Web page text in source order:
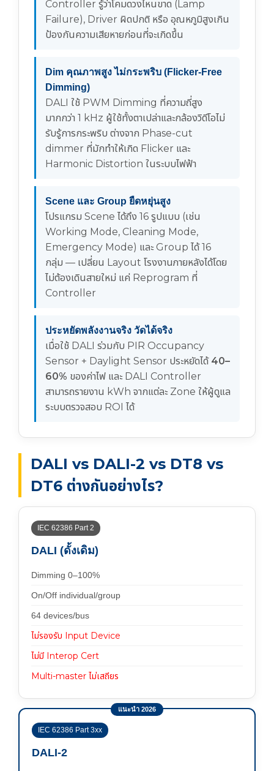
Controller รู้ว่าโคมดวงไหนขาด (Lamp
Failure), Driver ผิดปกติ หรือ อุณหภูมิสูงเกิน
ป้องกันความเสียหายก่อนที่จะเกิดขึ้น
Dim คุณภาพสูง ไม่กระพริบ (Flicker-Free
Dimming)
DALI ใช้ PWM Dimming ที่ความถี่สูง
มากกว่า 1 kHz ผู้ใช้ทั้งตาเปล่าและกล้องวิดีโอไม่
รับรู้การกระพริบ ต่างจาก Phase-cut
dimmer ที่มักทำให้เกิด Flicker และ
Harmonic Distortion ในระบบไฟฟ้า
Scene และ Group ยืดหยุ่นสูง
โปรแกรม Scene ได้ถึง 16 รูปแบบ (เช่น
Working Mode, Cleaning Mode,
Emergency Mode) และ Group ได้ 16
กลุ่ม — เปลี่ยน Layout โรงงานภายหลังได้โดย
ไม่ต้องเดินสายใหม่ แค่ Reprogram ที่
Controller
ประหยัดพลังงานจริง วัดได้จริง
เมื่อใช้ DALI ร่วมกับ PIR Occupancy
Sensor + Daylight Sensor ประหยัดได้ 40–
60% ของค่าไฟ และ DALI Controller
สามารถรายงาน kWh จากแต่ละ Zone ให้ผู้ดูแล
ระบบตรวจสอบ ROI ได้
DALI vs DALI-2 vs DT8 vs
DT6 ต่างกันอย่างไร?
IEC 62386 Part 2
DALI (ดั้งเดิม)
Dimming 0–100%
On/Off individual/group
64 devices/bus
ไม่รองรับ Input Device
ไม่มี Interop Cert
Multi-master ไม่เสถียร
แนะนำ 2026
IEC 62386 Part 3xx
DALI-2